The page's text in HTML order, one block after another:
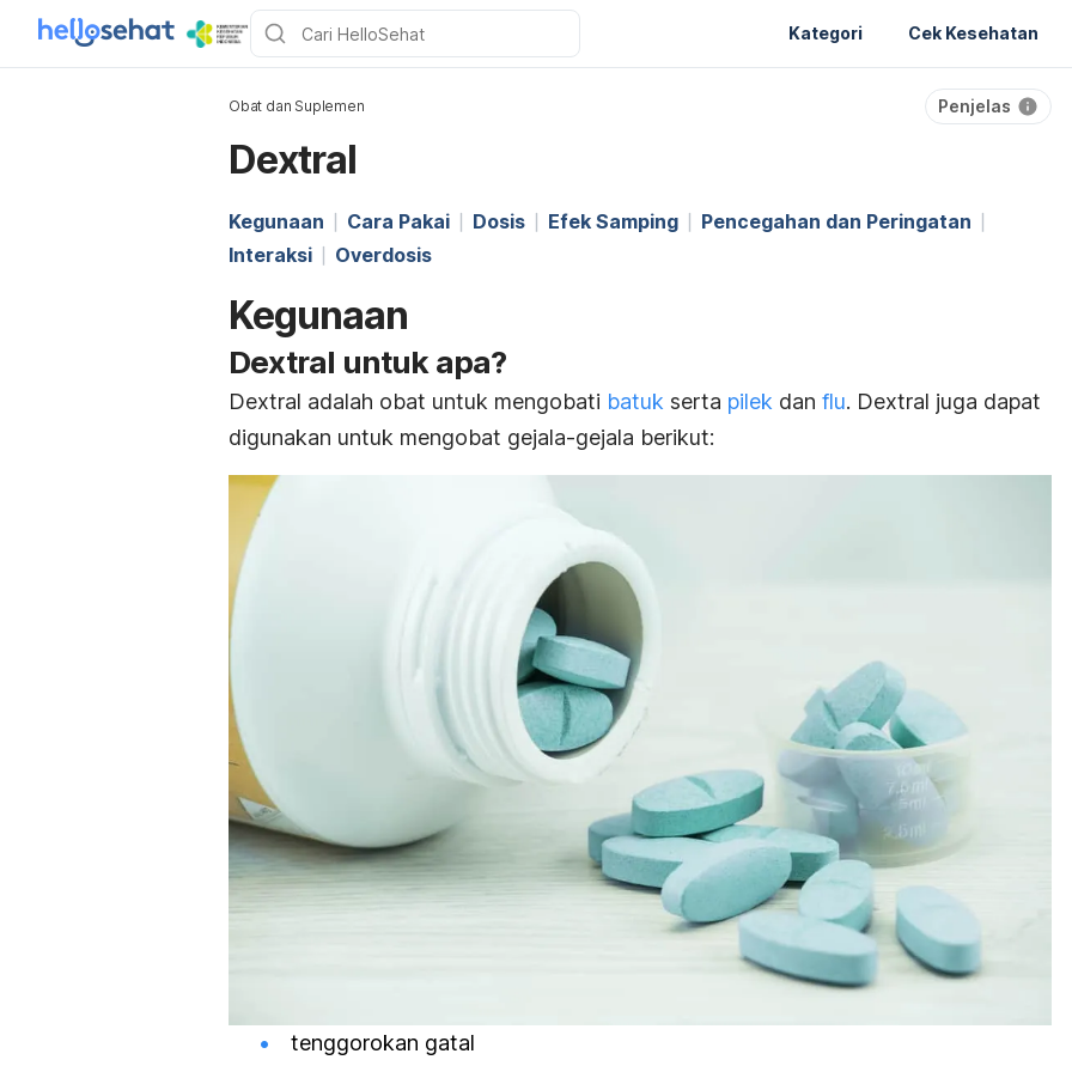
Kategori Cek Kesehatan
Obat dan Suplemen Penjelas
Dextral
Kegunaan Cara Pakai Dosis Efek Samping
Pencegahan dan Peringatan
Interaksi
Overdosis
Kegunaan
Dextral untuk apa?
Dextral adalah obat untuk mengobati batuk serta pilek dan flu. Dextral juga dapat
digunakan untuk mengobat gejala-gejala berikut:
tenggorokan gatal